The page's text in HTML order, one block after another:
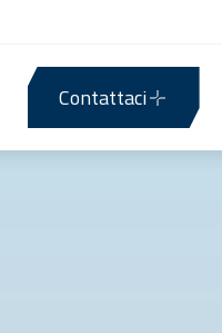
Contattaci